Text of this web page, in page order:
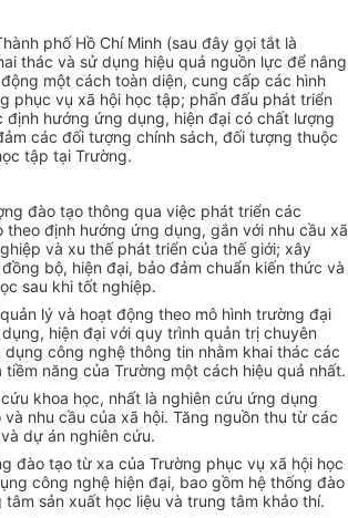
phố Hồ Chí Minh (sau đây gọi tắt là
thác và sử dụng hiệu quả nguồn lực để nâng
một cách toàn diện, cung cấp các hình
phục vụ xã hội học tập; phấn đấu phát triển
định hướng ứng dụng, hiện đại có chất lượng
các đối tượng chính sách, đối tượng thuộc
tập tại Trường.
đào tạo thông qua việc phát triển các
theo định hướng ứng dụng, gắn với nhu cầu xã
và xu thế phát triển của thế giới; xây
bộ, hiện đại, bảo đảm chuẩn kiến thức và
sau khi tốt nghiệp.
lý và hoạt động theo mô hình trường đại
hiện đại với quy trình quản trị chuyên
công nghệ thông tin nhằm khai thác các
tiềm năng của Trường một cách hiệu quả nhất.
khoa học, nhất là nghiên cứu ứng dụng
nhu cầu của xã hội. Tăng nguồn thu từ các
dự án nghiên cứu.
đào tạo từ xa của Trường phục vụ xã hội học
công nghệ hiện đại, bao gồm hệ thống đào
sản xuất học liệu và trung tâm khảo thí.